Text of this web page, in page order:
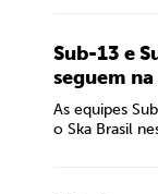
Sub-13 e
seguem
As equipes
o Ska Brasil